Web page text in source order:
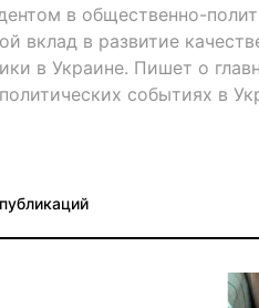
в общественно-
вклад в развитие
в Украине. Пишет о
событиях в